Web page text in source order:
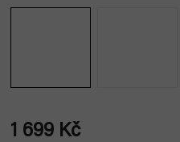
1 699 Kč